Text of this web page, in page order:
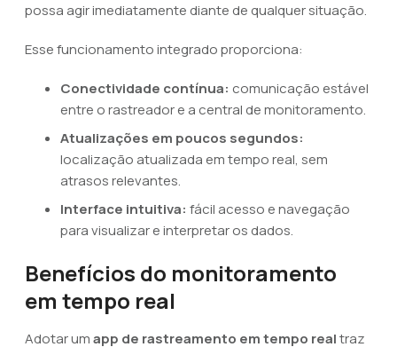
possa agir imediatamente diante de qualquer situação.
Esse funcionamento integrado proporciona:
Conectividade contínua: comunicação estável
entre o rastreador e a central de monitoramento.
Atualizações em poucos segundos:
localização atualizada em tempo real, sem
atrasos relevantes.
Interface intuitiva: fácil acesso e navegação
para visualizar e interpretar os dados.
Benefícios do monitoramento
em tempo real
Adotar umapp de rastreamento em tempo realtraz